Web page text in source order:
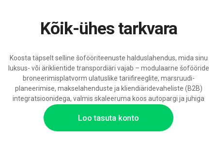
Loo tasuta konto
Kõik-ühes tarkvara
Koosta täpselt selline šofööriteenuste halduslahendus, mida sinu
luksus- või äriklientide transpordiäri vajab – modulaarne šofööride
broneerimisplatvorm ulatuslike tariifireeglite, marsruudi-
planeerimise, makselahenduste ja kliendiäridevaheliste (B2B)
integratsioonidega, valmis skaleeruma koos autopargi ja juhiga